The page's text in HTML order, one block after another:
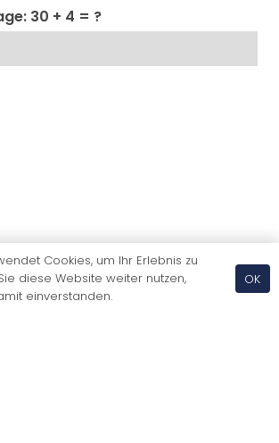
30 + 4 = ?
Cookies, um Ihr Erlebnis zu
diese Website weiter nutzen,
einverstanden.
OK